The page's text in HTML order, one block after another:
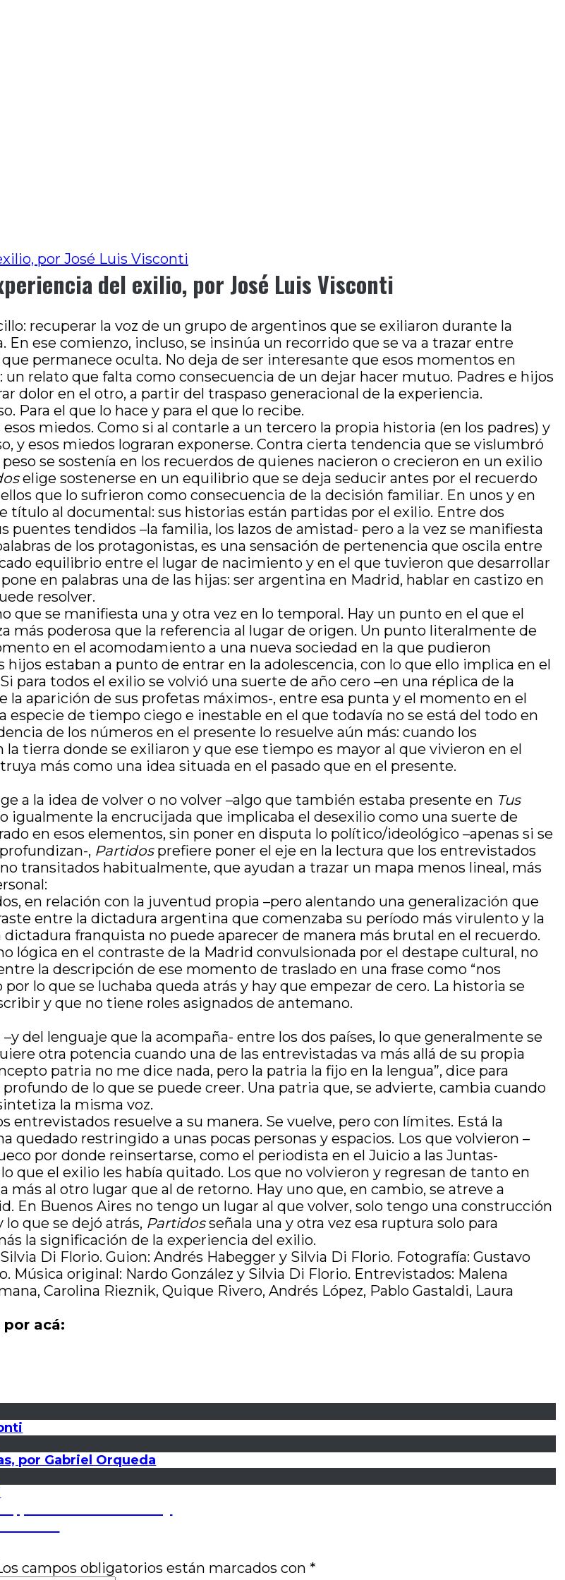
por José Luis Visconti
del exilio, por José Luis Visconti
recuperar la voz de un grupo de argentinos que se exiliaron durante la
ese comienzo, incluso, se insinúa un recorrido que se va a trazar entre
permanece oculta. No deja de ser interesante que esos momentos en
relato que falta como consecuencia de un dejar hacer mutuo. Padres e hijos
dolor en el otro, a partir del traspaso generacional de la experiencia.
Para el que lo hace y para el que lo recibe.
miedos. Como si al contarle a un tercero la propia historia (en los padres) y
y esos miedos lograran exponerse. Contra cierta tendencia que se vislumbró
se sostenía en los recuerdos de quienes nacieron o crecieron en un exilio
elige sostenerse en un equilibrio que se deja seducir antes por el recuerdo
que lo sufrieron como consecuencia de la decisión familiar. En unos y en
al documental: sus historias están partidas por el exilio. Entre dos
tendidos –la familia, los lazos de amistad- pero a la vez se manifiesta
de los protagonistas, es una sensación de pertenencia que oscila entre
equilibrio entre el lugar de nacimiento y en el que tuvieron que desarrollar
en palabras una de las hijas: ser argentina en Madrid, hablar en castizo en
resolver.
que se manifiesta una y otra vez en lo temporal. Hay un punto en el que el
más poderosa que la referencia al lugar de origen. Un punto literalmente de
en el acomodamiento a una nueva sociedad en la que pudieron
estaban a punto de entrar en la adolescencia, con lo que ello implica en el
para todos el exilio se volvió una suerte de año cero –en una réplica de la
la aparición de sus profetas máximos-, entre esa punta y el momento en el
de tiempo ciego e inestable en el que todavía no se está del todo en
de los números en el presente lo resuelve aún más: cuando los
tierra donde se exiliaron y que ese tiempo es mayor al que vivieron en el
más como una idea situada en el pasado que en el presente.
a la idea de volver o no volver –algo que también estaba presente en Tus
igualmente la encrucijada que implicaba el desexilio como una suerte de
en esos elementos, sin poner en disputa lo político/ideológico –apenas si se
, Partidosprefiere poner el eje en la lectura que los entrevistados
transitados habitualmente, que ayudan a trazar un mapa menos lineal, más
en relación con la juventud propia –pero alentando una generalización que
entre la dictadura argentina que comenzaba su período más virulento y la
dictadura franquista no puede aparecer de manera más brutal en el recuerdo.
lógica en el contraste de la Madrid convulsionada por el destape cultural, no
la descripción de ese momento de traslado en una frase como “nos
lo que se luchaba queda atrás y hay que empezar de cero. La historia se
y que no tiene roles asignados de antemano.
del lenguaje que la acompaña- entre los dos países, lo que generalmente se
otra potencia cuando una de las entrevistadas va más allá de su propia
patria no me dice nada, pero la patria la fijo en la lengua”, dice para
de lo que se puede creer. Una patria que, se advierte, cambia cuando
la misma voz.
resuelve a su manera. Se vuelve, pero con límites. Está la
quedado restringido a unas pocas personas y espacios. Los que volvieron –
por donde reinsertarse, como el periodista en el Juicio a las Juntas-
que el exilio les había quitado. Los que no volvieron y regresan de tanto en
al otro lugar que al de retorno. Hay uno que, en cambio, se atreve a
En Buenos Aires no tengo un lugar al que volver, solo tengo una construcción
que se dejó atrás, Partidosseñala una y otra vez esa ruptura solo para
la significación de la experiencia del exilio.
Di Florio. Guion: Andrés Habegger y Silvia Di Florio. Fotografía: Gustavo
Música original: Nardo González y Silvia Di Florio. Entrevistados: Malena
Carolina Rieznik, Quique Rivero, Andrés López, Pablo Gastaldi, Laura
acá:
por Gabriel Orqueda
campos obligatorios están marcados con *